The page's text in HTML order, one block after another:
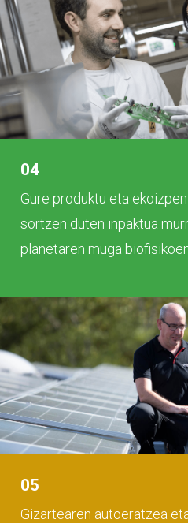
04
Gure produktu eta
sortzen duten inpaktua
planetaren muga
05
Gizartearen autoeratzea